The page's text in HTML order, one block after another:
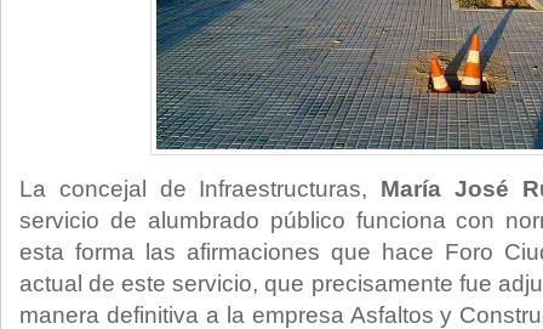
La concejal de Infraestructuras, María José
servicio de alumbrado público funciona con
esta forma las afirmaciones que hace Foro
actual de este servicio, que precisamente fue
manera definitiva a la empresa Asfaltos y